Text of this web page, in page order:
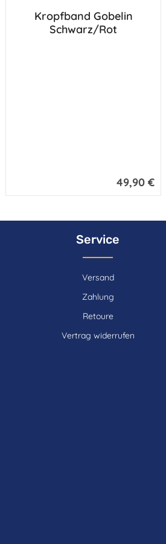
Kropfband Gobelin
Schwarz/Rot
Regulärer Preis:
49,90 €
Service
Versand
Zahlung
Retoure
Vertrag widerrufen